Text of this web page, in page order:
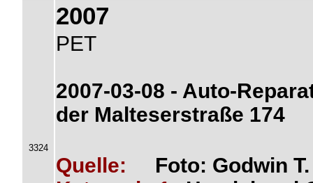
3324
2007
PET
2007-03-08 - Auto-
der Malteserstraße 174
Quelle:
Foto: Godwin